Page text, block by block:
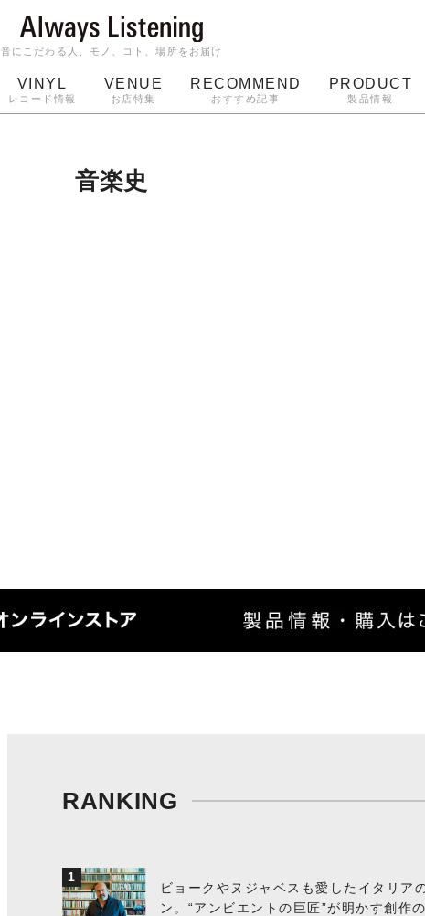
音にこだわる人、モノ、コト、場所をお届け
VINYL
レコード情報
VENUE
お店特集
RECOMMEND
おすすめ記事
PRODUCT
製品情報
音楽史
RANKING
1
ビョークやヌジャベスも愛したイタリア
ン。“アンビエントの巨匠”が明かす創作